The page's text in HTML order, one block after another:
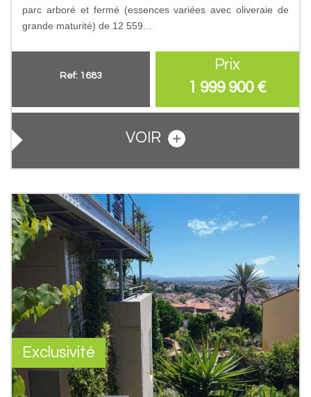
parc arboré et fermé (essences variées avec oliveraie de
grande maturité) de 12 559...
Ref: 1683
Prix
1 999 900 €
VOIR
Exclusivité